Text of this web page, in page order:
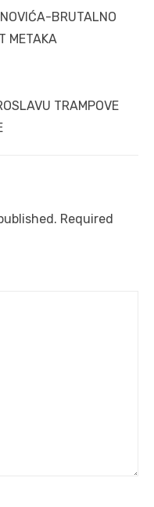
BRUTALNO
METAKA
TRAMPOVE
Required